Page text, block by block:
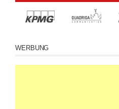
WERBUNG